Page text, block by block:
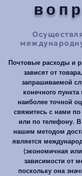
Почтовые расходы и
зависят от
запрашиваемой
конечного
наиболее точной
свяжитесь с нами
или по телефону.
нашим методом
является
(экономичная
зависимости от
поскольку она